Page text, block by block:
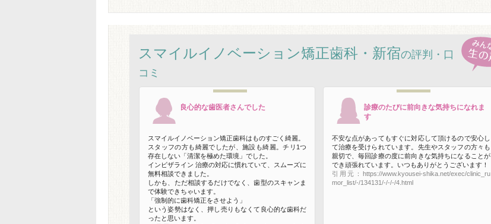
スマイルイノベーション矯正歯科・新宿の評判・口
コミ
良心的な歯医者さんでした
スマイルイノベーション矯正歯科はものすごく綺麗。
スタッフの方も綺麗でしたが、施設も綺麗。チリ1つ
存在しない「清潔を極めた環境」でした。
インビザライン 治療の対応に慣れていて、スムーズに
無料相談できました。
しかも、ただ相談するだけでなく、歯型のスキャンま
で体験できちゃいます。
「強制的に歯科矯正をさせよう」
という姿勢はなく、押し売りもなくて良心的な歯科だ
ったと思います。
診療のたびに前向きな気持ちになれま
す
不安な点があってもすぐに対応して頂けるので安心し
て治療を受けられています。先生やスタッフの方々も
親切で、毎回診療の度に前向きな気持ちになることが
でき頑張れています。いつもありがとうございます！
引用元：https://www.kyousei-shika.net/exec/clinic_ru
mor_list/-/134131/-/-/-/4.html